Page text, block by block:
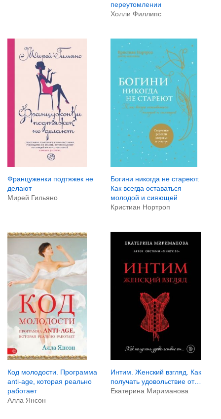
переутомлении
Холли Филлипс
Француженки подтяжек не
делают
Мирей Гильяно
Богини никогда не стареют.
Как всегда оставаться
молодой и сияющей
Кристиан Нортроп
Код молодости. Программа
anti-age, которая реально
работает
Алла Янсон
Интим. Женский взгляд. Как
получать удовольствие от…
Екатерина Мириманова